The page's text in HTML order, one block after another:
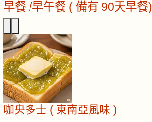
早餐 /早午餐 ( 備有 90天早餐)
咖央多士 ( 東南亞風味 )